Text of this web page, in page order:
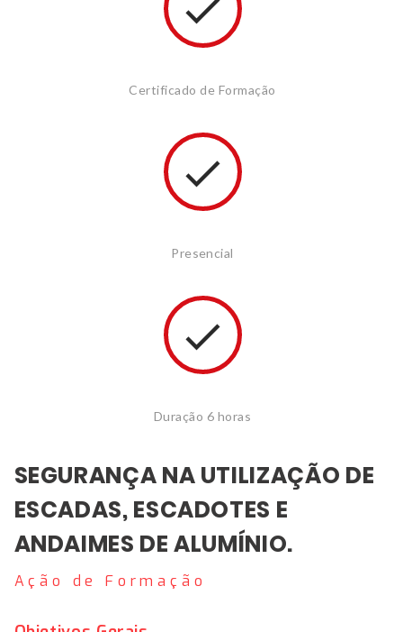
Certificado de Formação
Presencial
Duração 6 horas
SEGURANÇA NA UTILIZAÇÃO DE
ESCADAS, ESCADOTES E
ANDAIMES DE ALUMÍNIO.
Ação de Formação